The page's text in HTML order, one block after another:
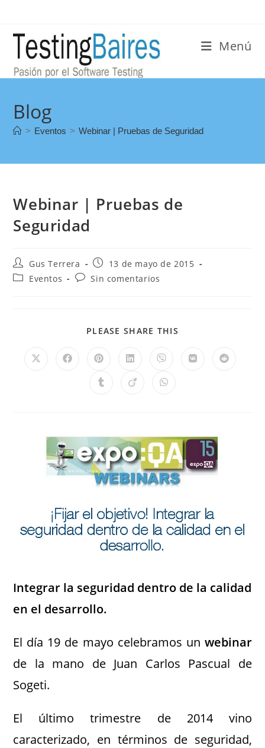
Menú
Blog
> Eventos > Webinar | Pruebas de Seguridad
Webinar | Pruebas de
Seguridad
Gus Terrera
13 de mayo de 2015
Eventos
Sin comentarios
PLEASE SHARE THIS
Integrar la seguridad dentro de la calidad
en el desarrollo.
El día 19 de mayo celebramos un webinar
de la mano de Juan Carlos Pascual de
Sogeti.
El último trimestre de 2014 vino
caracterizado, en términos de seguridad,